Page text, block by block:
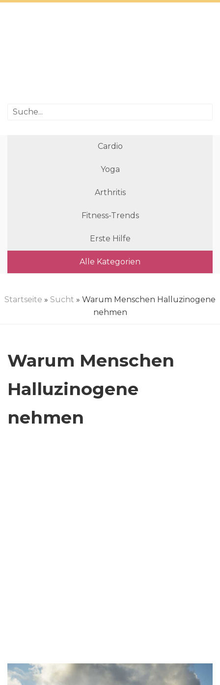
Cardio
Yoga
Arthritis
Fitness-Trends
Erste Hilfe
Alle Kategorien
Startseite » Sucht » Warum Menschen Halluzinogene
nehmen
Warum Menschen
Halluzinogene
nehmen